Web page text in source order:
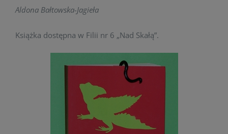
Aldona Bałtowska-Jagieła
Książka dostępna w Filii nr 6 „Nad Skałą”.